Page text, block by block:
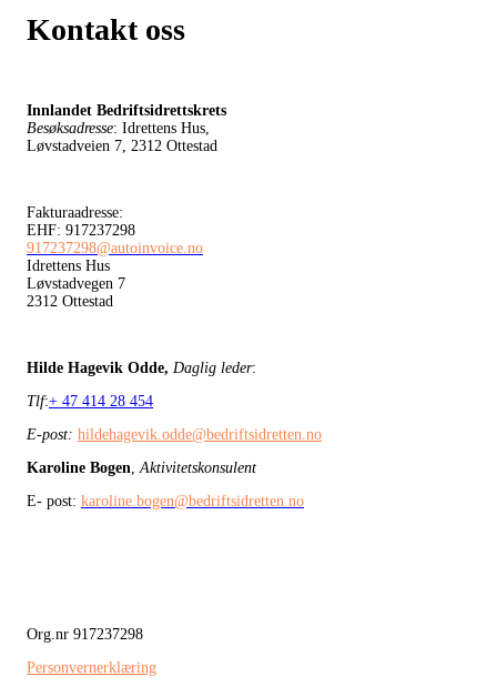
Kontakt oss
Innlandet Bedriftsidrettskrets
Besøksadresse: Idrettens Hus,
Løvstadveien 7, 2312 Ottestad
Fakturaadresse:
EHF: 917237298
917237298@autoinvoice.no
Idrettens Hus
Løvstadvegen 7
2312 Ottestad
Hilde Hagevik Odde, Daglig leder:
Tlf:+ 47 414 28 454
E-post: hildehagevik.odde@bedriftsidretten.no
Karoline Bogen Aktivitetskonsulent
E- post: karoline.bogen@bedriftsidretten.no
Org.nr 917237298
Personvernerklæring